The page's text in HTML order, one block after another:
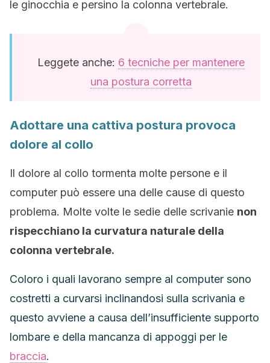
le ginocchia e persino la colonna vertebrale.
Leggete anche: 6 tecniche per mantenere
una postura corretta
Adottare una cattiva postura provoca
dolore al collo
Il dolore al collo tormenta molte persone e il
computer può essere una delle cause di questo
problema. Molte volte le sedie delle scrivanie non
rispecchiano la curvatura naturale della
colonna vertebrale.
Coloro i quali lavorano sempre al computer sono
costretti a curvarsi inclinandosi sulla scrivania e
questo avviene a causa dell’insufficiente supporto
lombare e della mancanza di appoggi per le
braccia.